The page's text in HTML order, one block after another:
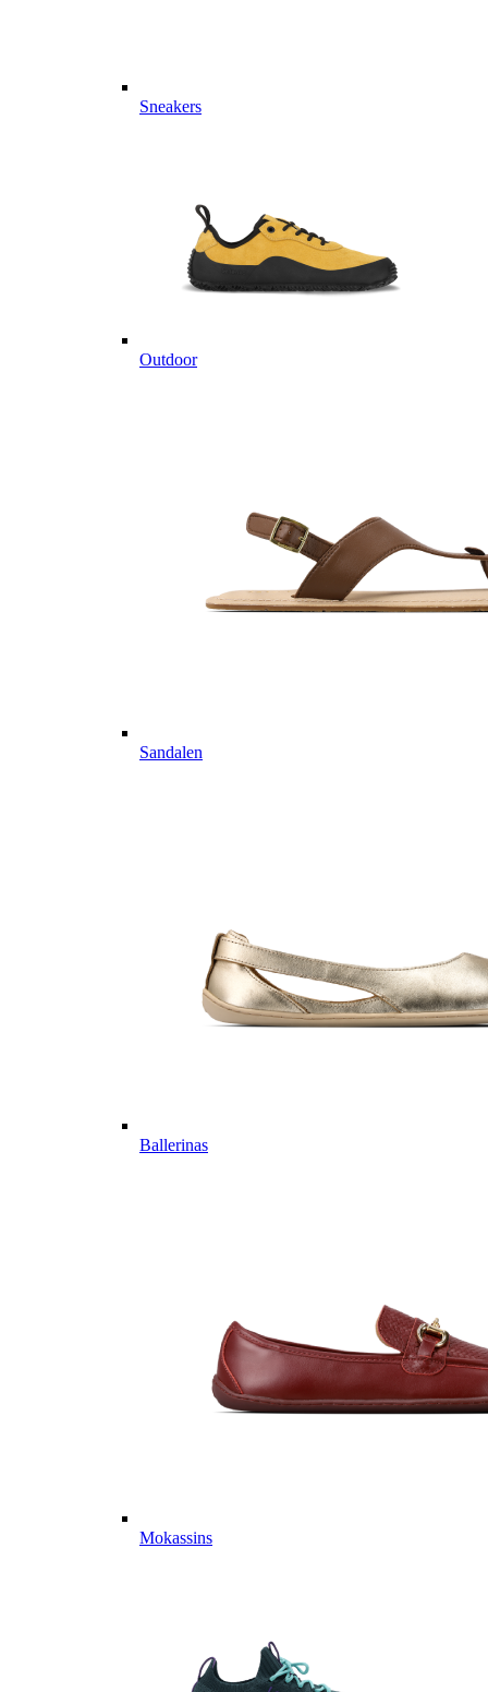
Sneakers
Outdoor
Sandalen
Ballerinas
Mokassins